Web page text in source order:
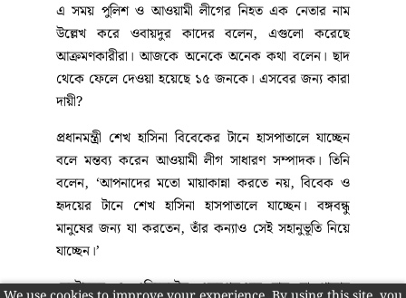
এ সময় পুলিশ ও আওয়ামী লীগের নিহত এক নেতার নাম
উল্লেখ করে ওবায়দুর কাদের বলেন, এগুলো করেছে
আক্রমণকারীরা। আজকে অনেকে অনেক কথা বলেন। ছাদ
থেকে ফেলে দেওয়া হয়েছে ১৫ জনকে। এসবের জন্য কারা
দায়ী?
প্রধানমন্ত্রী শেখ হাসিনা বিবেকের টানে হাসপাতালে যাচ্ছেন
বলে মন্তব্য করেন আওয়ামী লীগ সাধারণ সম্পাদক। তিনি
বলেন, ‘আপনাদের মতো মায়াকান্না করতে নয়, বিবেক ও
হৃদয়ের টানে শেখ হাসিনা হাসপাতালে যাচ্ছেন। বঙ্গবন্ধু
মানুষের জন্য যা করতেন, তাঁর কন্যাও সেই সহানুভূতি নিয়ে
যাচ্ছেন।’
মেট্রোরেল ও এলিভেটেড এক্সপ্রেসওয়ে চালু না থাকায়